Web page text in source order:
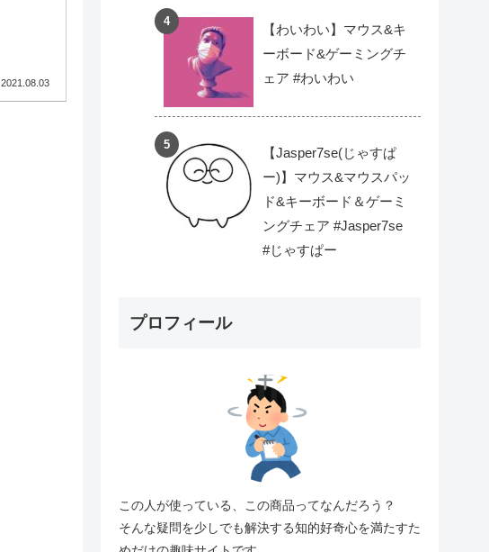
2021.08.03
【わいわい】マウス&キ
ーボード&ゲーミングチ
ェア #わいわい
【Jasper7se(じゃすぱ
ー)】マウス&マウスパッ
ド&キーボード＆ゲーミ
ングチェア #Jasper7se
#じゃすぱー
プロフィール
この人が使っている、この商品ってなんだろう？
そんな疑問を少しでも解決する知的好奇心を満たすた